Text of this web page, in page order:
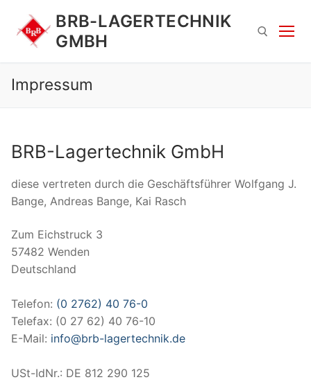
Inhalt
springen
BRB-LAGERTECHNIK
GMBH
nach:
Impressum
BRB-Lagertechnik GmbH
diese vertreten durch die Geschäftsführer Wolfgang J.
Bange, Andreas Bange, Kai Rasch
Zum Eichstruck 3
57482 Wenden
Deutschland
Telefon: (0 2762) 40 76-0
Telefax: (0 27 62) 40 76-10
E-Mail: info@brb-lagertechnik.de
USt-IdNr.: DE 812 290 125